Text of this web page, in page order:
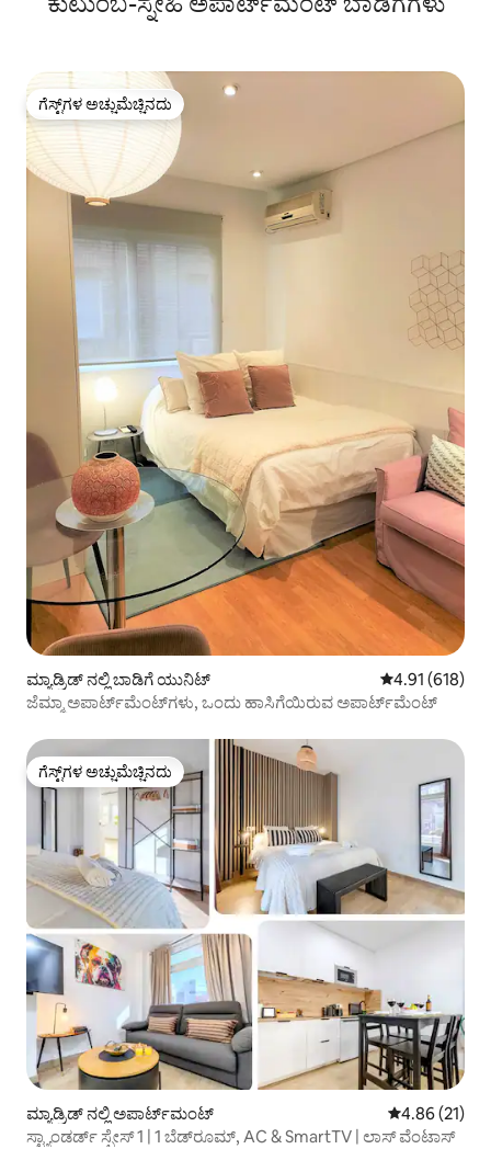
ಗೆಸ್ಟ್‌ಗಳ ಅಚ್ಚುಮೆಚ್ಚಿನದು
ಗೆಸ್ಟ್‌ಗಳ ಅಚ್ಚುಮೆಚ್ಚಿನದು
ಮ್ಯಾಡ್ರಿಡ್ ನಲ್ಲಿ ಬಾಡಿಗೆ ಯುನಿಟ್ 5 ರಲ್ಲಿ 4.91
4.91 (618)
ಜೆಮ್ಮಾ ಅಪಾರ್ಟ್‌ಮೆಂಟ್‌ಗಳು, ಒಂದು ಹಾಸಿಗೆಯಿರುವ ಅಪಾರ್ಟ್‌ಮೆಂಟ್
ಗೆಸ್ಟ್‌ಗಳ ಅಚ್ಚುಮೆಚ್ಚಿನದು
ಗೆಸ್ಟ್‌ಗಳ ಅಚ್ಚುಮೆಚ್ಚಿನದು
ಮ್ಯಾಡ್ರಿಡ್ ನಲ್ಲಿ ಅಪಾರ್ಟ್‌ಮಂಟ್ 5 ರಲ್ಲಿ 4.86
4.86 (21)
ಸ್ಟ್ಯಾಂಡರ್ಡ್ ಸ್ಪೇಸ್ 1 | 1 ಬೆಡ್‌ರೂಮ್, AC & SmartTV | ಲಾಸ್ ವೆಂಟಾಸ್